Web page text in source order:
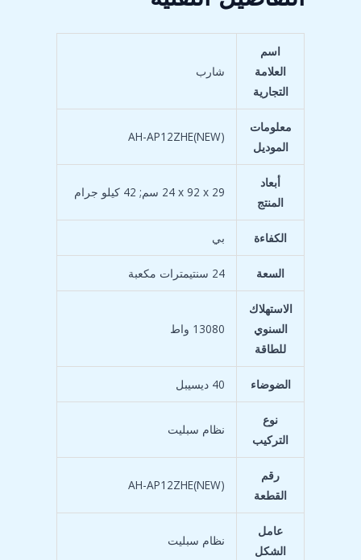
اسم
العلامة
التجارية
معلومات
الموديل
‎AH-AP12ZHE(NEW)
أبعاد
المنتج
‎24 x 92 x 29 سم; 42 كيلو جرام
الكفاءة
السعة ‎24 سنتيمترات مكعبة
الاستهلاك
السنوي
للطاقة
‎13080 واط
الضوضاء ‎40 ديسيبل
نوع
التركيب
رقم
القطعة
‎AH-AP12ZHE(NEW)
عامل
الشكل